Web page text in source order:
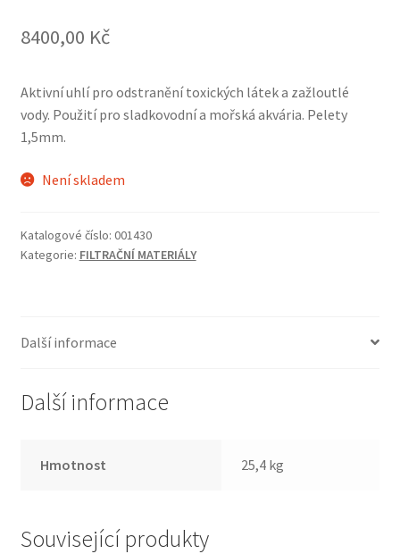
8400,00 Kč
Aktivní uhlí pro odstranění toxických látek a zažloutlé
vody. Použití pro sladkovodní a mořská akvária. Pelety
1,5mm.
Není skladem
Katalogové číslo: 001430
Kategorie: FILTRAČNÍ MATERIÁLY
Další informace
Další informace
Hmotnost 25,4 kg
Související produkty